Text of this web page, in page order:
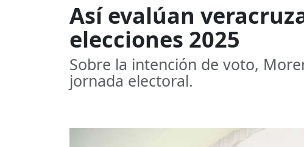
Así evalúan
elecciones 2025
Sobre la intención de voto,
jornada electoral.